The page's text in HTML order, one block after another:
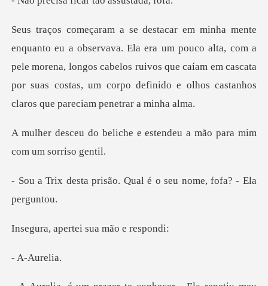
m pouco alta, com a
pele morena, longos cabelos ruivos que caíam em cascata
por suas
e e estendeu a mão para m
são. Qual é o seu nome
ertei sua mã
Aure